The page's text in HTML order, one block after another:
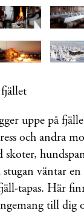
uppe på
och andra
väntar
tapas. Här
till dig